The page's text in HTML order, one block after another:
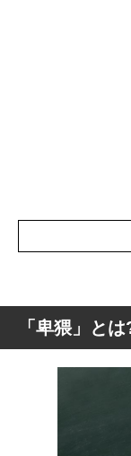
「卑猥
「卑猥
「卑猥」と